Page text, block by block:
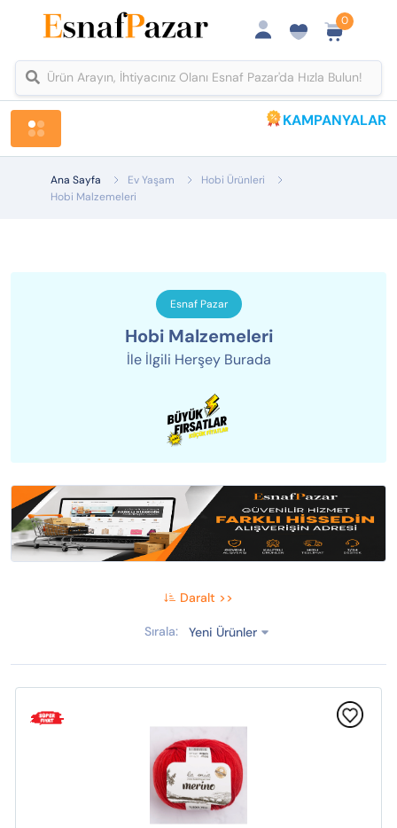
0
Tüm Kategoriler KAMPANYALAR
Ana Sayfa Ev Yaşam
Hobi Ürünleri
Hobi Malzemeleri
Esnaf Pazar
Hobi Malzemeleri
İle İlgili Herşey Burada
Daralt >>
Sırala: Yeni Ürünler